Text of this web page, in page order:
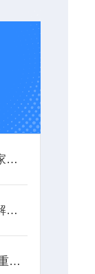
粉尘污染问题突出，全国多家公司被查改！
瑶安一氧化碳报警器如何破解化工泄漏“致命盲区“？
pm2.5高出环境浓度6倍多！重庆某工程工地被要求立即整改